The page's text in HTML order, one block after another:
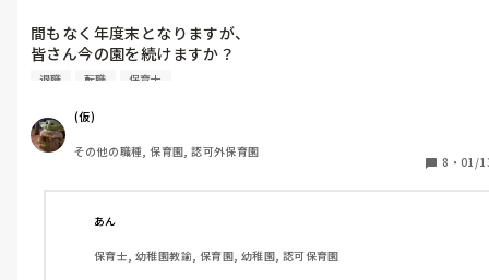
間もなく年度末となりますが、
皆さん今の園を続けますか？
それとも退職なさいますか？
また、退職される場合は
保護者様にお知らせなどいたしますか？
持ちたいクラスなど希望はありますか？
退職 転職 保育士
(仮)
その他の職種, 保育園, 認可外保育園
8 ・ 01/
あん
保育士, 幼稚園教諭, 保育園, 幼稚園, 認可保育園